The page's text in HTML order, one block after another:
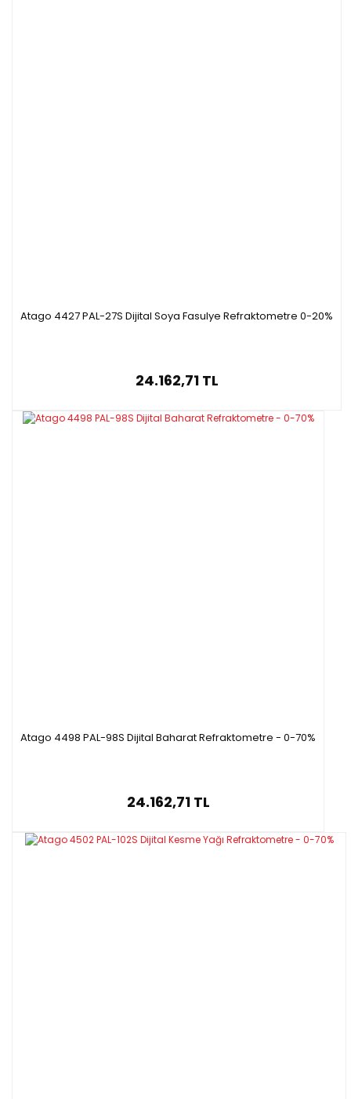
Atago 4427 PAL-27S Dijital Soya Fasulye Refraktometre 0-20%
24.162,71 TL
Atago 4498 PAL-98S Dijital Baharat Refraktometre - 0-70%
24.162,71 TL